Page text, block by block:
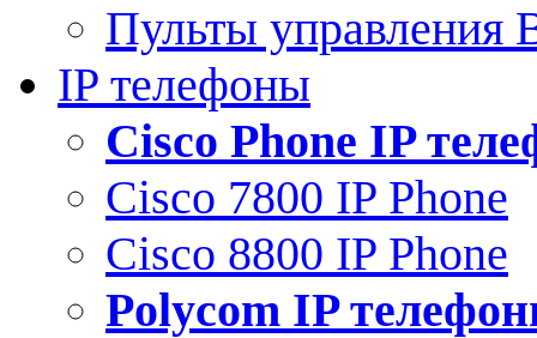
Пульты управления
IP телефоны
Сisco Phone IP
Cisco 7800 IP Phone
Cisco 8800 IP Phone
Polycom IP